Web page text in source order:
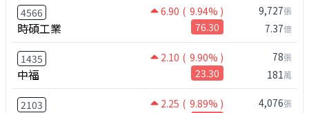
4566 6.90 ( 9.94% )
時碩工業 76.30
9,727張
7.37億
1435 2.10 ( 9.90% )
中福 23.30
78張
181萬
2103 2.25 ( 9.89% ) 4,076張